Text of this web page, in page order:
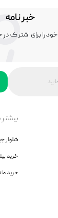
خبر نامه
را برای اشتراک در
بیشتر
شلوار
خرید
خرید